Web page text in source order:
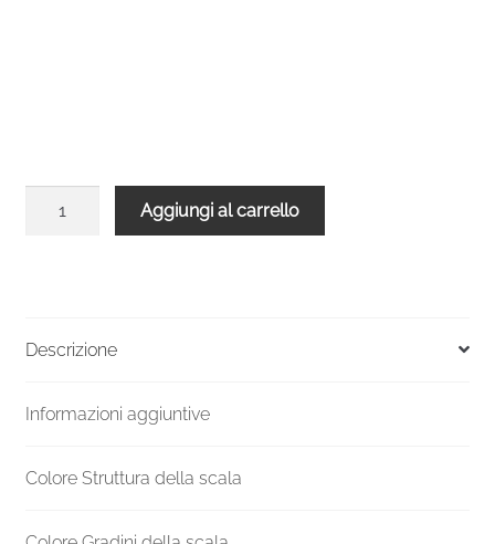
diametro
quantità
Aggiungi al carrello
Descrizione
Informazioni aggiuntive
Colore Struttura della scala